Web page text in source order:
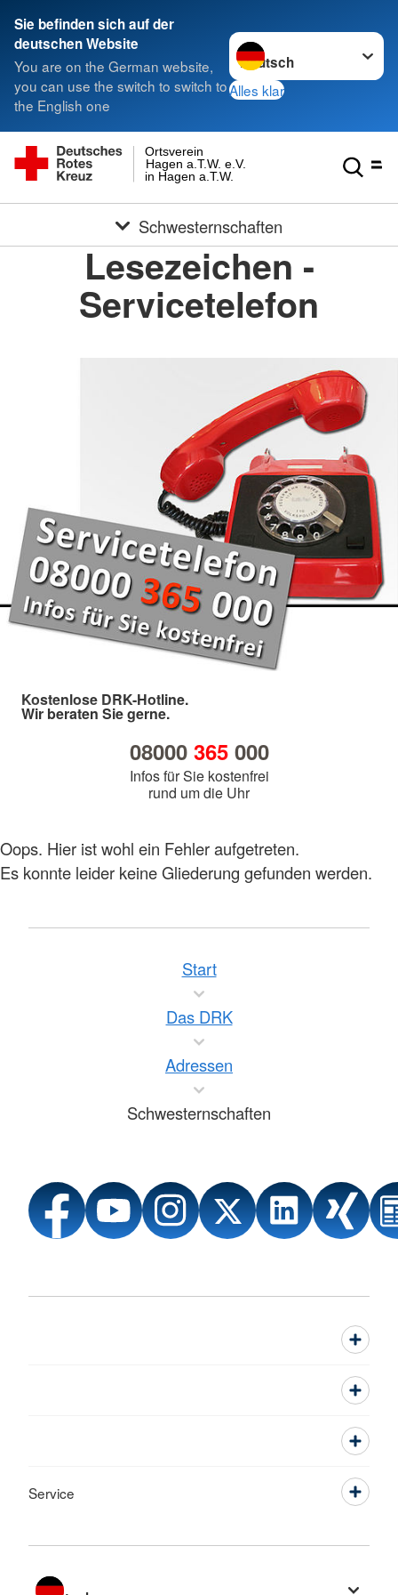
Sie befinden sich auf der
deutschen Website
You are on the German website,
you can use the switch to switch to
the English one
Sprache wechseln zu
Alles klar
in Hagen a.T.W.
Hagen a.T.W. e.V.
Ortsverein
Schwesternschaften
Lesezeichen -
Servicetelefon
Kostenlose DRK-Hotline.
Wir beraten Sie gerne.
08000 365000
Infos für Sie kostenfrei
rund um die Uhr
Oops. Hier ist wohl ein Fehler aufgetreten.
Es konnte leider keine Gliederung gefunden werden.
Start
Das DRK
Adressen
Schwesternschaften
Service
Sprache wechseln zu